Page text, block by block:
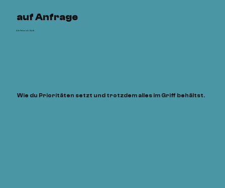
Wie du Prioritäten setzt und trotzdem alles im Griff behältst.
Alle Preise inkl. MwSt
auf Anfrage